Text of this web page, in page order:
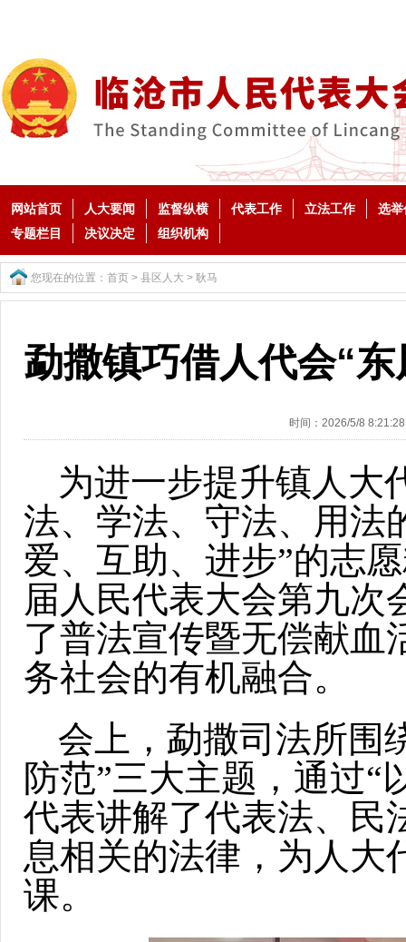
网站首页 人大要闻 监督纵横 代表工作 立法工作
选举
专题栏目
决议决定 组织机构
您现在的位置： 首页 > 县区人大 > 耿马
勐撒镇巧借人代会“
时间：2026/5/8 8:21:28
为进一步提升镇人大
法、学法、守法、用法
爱、互助、进步”的志
届人民代表大会第九次
了普法宣传暨无偿献血
务社会的有机融合。
会上，勐撒司法所围
防范”三大主题，通过“
代表讲解了代表法、民
息相关的法律，为人大
课。